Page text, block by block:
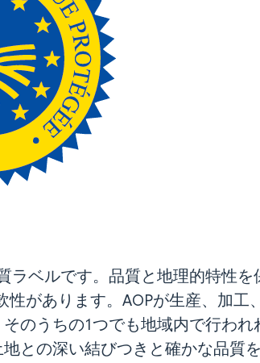
ラベルです。品質と地理的特性を
があります。AOPが生産、加工
のうちの1つでも地域内で行わ
との深い結びつきと確かな品質